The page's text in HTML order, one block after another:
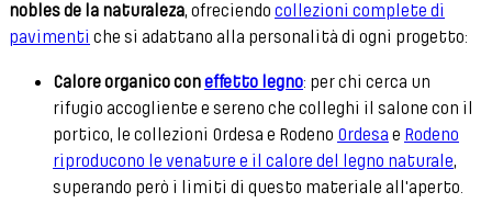
nobles de la naturaleza, ofreciendo collezioni complete di
pavimenti che si adattano alla personalità di ogni progetto:
Calore organico coneffetto legno: per chi cerca un
rifugio accogliente e sereno che colleghi il salone con il
portico, le collezioni Ordesa e Rodeno Ordesa e Rodeno
riproducono le venature e il calore del legno naturale,
superando però i limiti di questo materiale all'aperto.